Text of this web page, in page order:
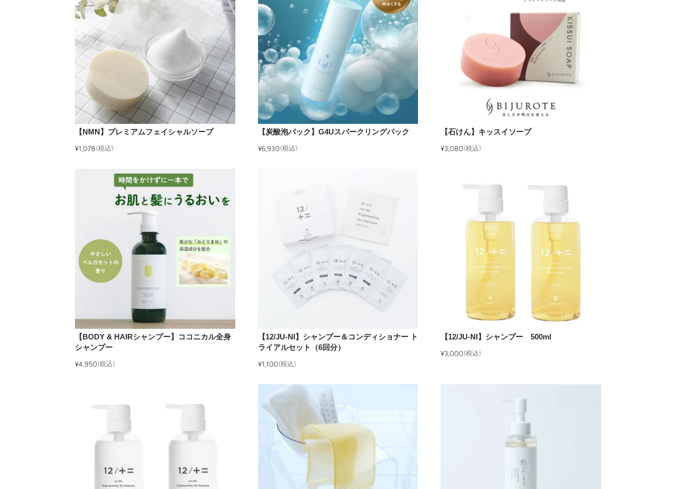
【NMN】プレミアムフェイシャルソープ
¥1,078(税込)
【炭酸泡パック】G4Uスパークリングパック
¥6,930(税込)
【石けん】キッスイソープ
¥3,080(税込)
【BODY & HAIRシャンプー】ココニカル全身
シャンプー
¥4,950(税込)
【12/JU-NI】シャンプー＆コンディショナー ト
ライアルセット（6回分）
¥1,100(税込)
【12/JU-NI】シャンプー 500ml
¥3,000(税込)